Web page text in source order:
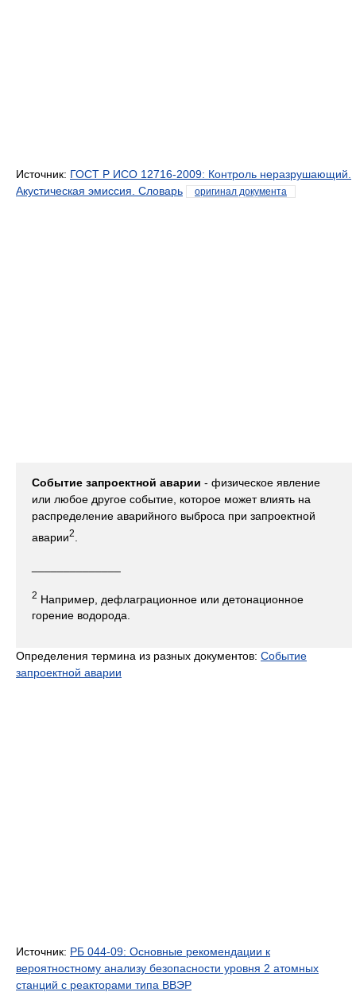
Источник: ГОСТ Р ИСО 12716-2009: Контроль неразрушающий.
Акустическая эмиссия. Словарь
оригинал документа
Событие запроектной аварии - физическое явление
или любое другое событие, которое может влиять на
распределение аварийного выброса при запроектной
аварии2
2 Например, дефлаграционное или детонационное
горение водорода.
Определения термина из разных документов: Событие
запроектной аварии
Источник: РБ 044-09: Основные рекомендации к
вероятностному анализу безопасности уровня 2 атомных
станций с реакторами типа ВВЭР